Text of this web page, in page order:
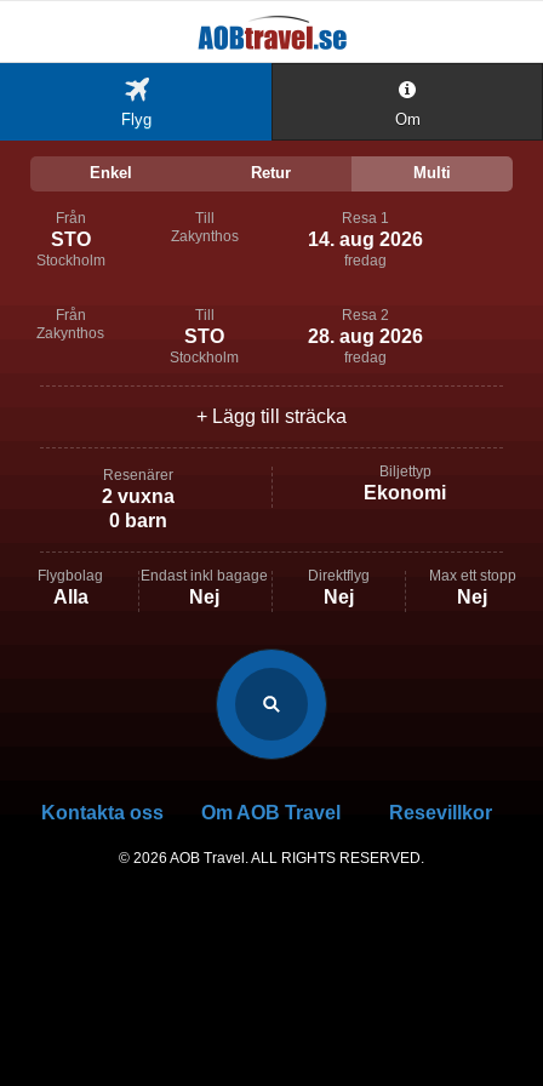
Flyg Om
Enkel Retur Multi
Från
STO
Stockholm
Till
Zakynthos
Resa 1
14. aug 2026
fredag
Från
Zakynthos
Till
STO
Stockholm
Resa 2
28. aug 2026
fredag
+ Lägg till sträcka
Resenärer
2 vuxna
0 barn
Biljettyp
Ekonomi
Flygbolag
Specifikt
Alla
Endast inkl bagage
Nej
Direktflyg
Nej
Max ett stopp
Nej
Kontakta oss Om AOB Travel Resevillkor
© 2026 AOB Travel. ALL RIGHTS RESERVED.